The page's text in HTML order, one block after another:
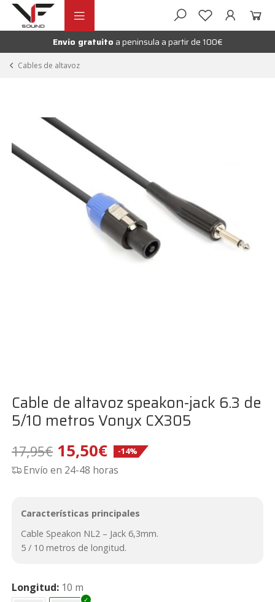
Ir
navegación
Ir
contenidoEnvío gratuito a peninsula a partir de 100€
Cables de altavoz
Cable de altavoz speakon-jack 6.3 de
5/10 metros Vonyx CX305
17,95€ El
precio
era:
17,95€.
15,50€El
precio
es:
15,50€.
-14%
Envío en 24-48 horas
Características principales
Cable Speakon NL2 – Jack 6,3mm.
5 / 10 metros de longitud.
Longitud 10 m